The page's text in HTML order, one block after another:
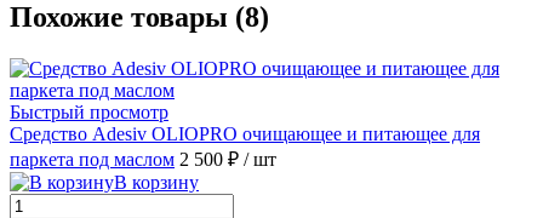
Похожие товары (8)
Быстрый просмотр
Средство Adesiv OLIOPRO очищающее и питающее для
паркета под маслом 2 500 ₽ / шт
В корзину